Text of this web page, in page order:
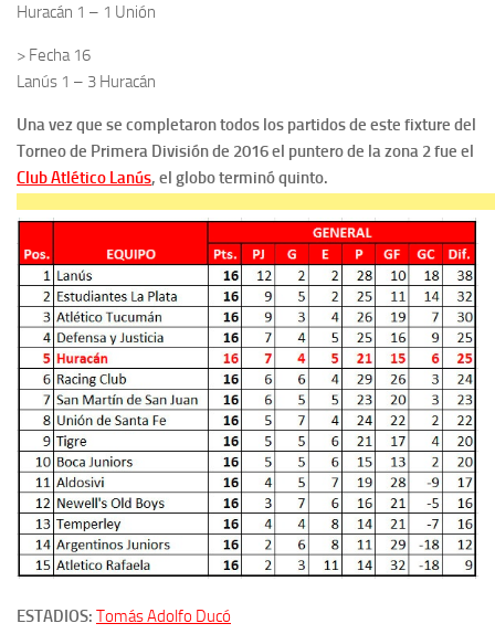
Huracán 1 – 1 Unión
> Fecha 16
Lanús 1 – 3 Huracán
Una vez que se completaron todos los partidos de este fixture del
Torneo de Primera División de 2016 el puntero de la zona 2 fue el
Club Atlético Lanús, el globo terminó quinto.
ESTADIOS: Tomás Adolfo Ducó